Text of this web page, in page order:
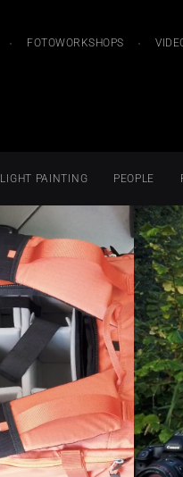
FOTOWORKSHOPS
LIGHT PAINTING PEOPLE